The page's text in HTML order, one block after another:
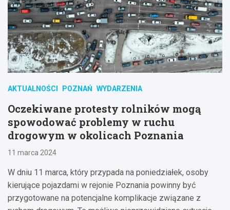
AKTUALNOŚCI POZNAŃ WYDARZENIA
Oczekiwane protesty rolników mogą
spowodować problemy w ruchu
drogowym w okolicach Poznania
11 marca 2024
W dniu 11 marca, który przypada na poniedziałek, osoby
kierujące pojazdami w rejonie Poznania powinny być
przygotowane na potencjalne komplikacje związane z